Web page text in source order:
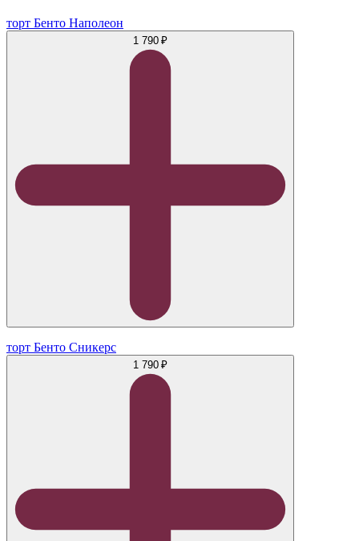
торт Бенто Наполеон
1 790 ₽
торт Бенто Сникерс
1 790 ₽